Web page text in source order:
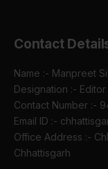
Contact
Name :- Manpreet
Designation :- Editor
Contact Number :-
Email ID :-
Office Address :-
Chhattisgarh